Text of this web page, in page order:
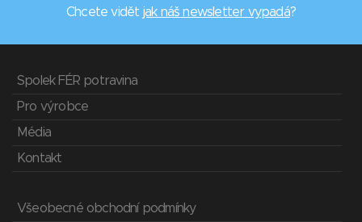
Chcete vidět jak náš newsletter vypadá?
Spolek FÉR potravina
Pro výrobce
Média
Kontakt
Všeobecné obchodní podmínky